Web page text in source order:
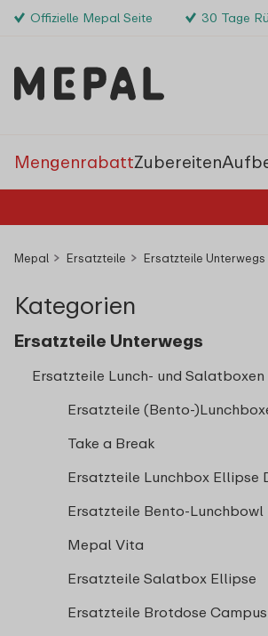
Offizielle Mepal Seite 30 Tage
MengenrabattZubereiten
Mepal Ersatzteile Ersatzteile Unterwegs
Kategorien
Ersatzteile Unterwegs
Ersatzteile Lunch- und Salatboxen
Ersatzteile (Bento-
Take a Break
Ersatzteile Lunchbox Ellipse
Ersatzteile Bento-Lunchbowl
Mepal Vita
Ersatzteile Salatbox Ellipse
Ersatzteile Brotdose Campus